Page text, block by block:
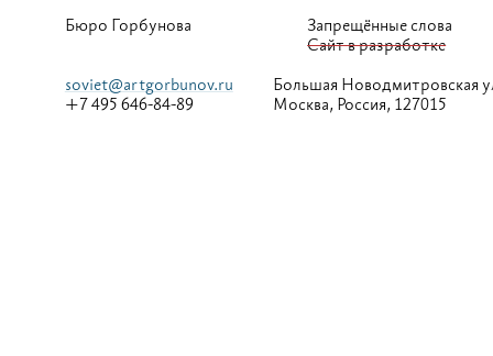
Бюро Горбунова
Запрещённые слова
Сайт в разработке
soviet@artgorbunov.ru
+7 495 646-84-89
Большая Новодмитровская
Москва, Россия, 127015